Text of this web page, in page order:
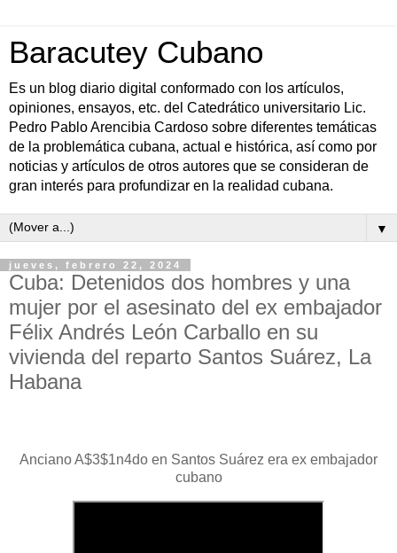
Baracutey Cubano
Es un blog diario digital conformado con los artículos,
opiniones, ensayos, etc. del Catedrático universitario Lic.
Pedro Pablo Arencibia Cardoso sobre diferentes temáticas
de la problemática cubana, actual e histórica, así como por
noticias y artículos de otros autores que se consideran de
gran interés para profundizar en la realidad cubana.
▼
jueves, febrero 22, 2024
Cuba: Detenidos dos hombres y una
mujer por el asesinato del ex embajador
Félix Andrés León Carballo en su
vivienda del reparto Santos Suárez, La
Habana
Anciano A$3$1n4do en Santos Suárez era ex embajador
cubano